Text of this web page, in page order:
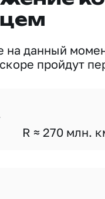
на данный
пройдут
R ≈ 270 млн.